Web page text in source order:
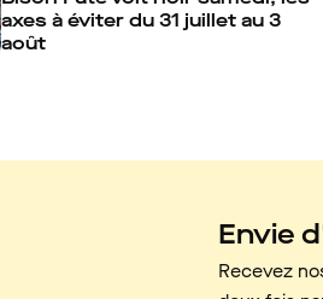
axes à éviter du 31 juillet au 3
août
Envie
Recevez